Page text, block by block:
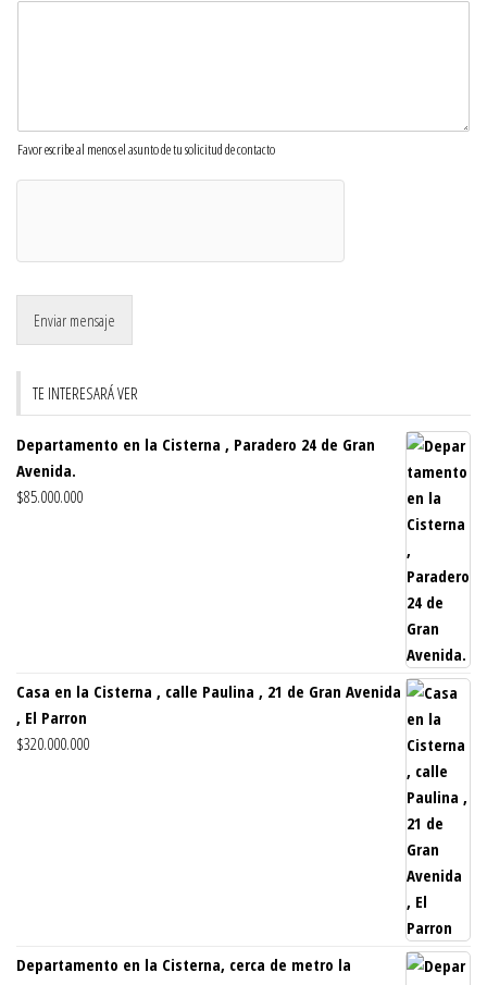
Favor escribe al menos el asunto de tu solicitud de contacto
Enviar mensaje
TE INTERESARÁ VER
Departamento en la Cisterna , Paradero 24 de Gran
Avenida.
$85.000.000
Casa en la Cisterna , calle Paulina , 21 de Gran Avenida
, El Parron
$320.000.000
Departamento en la Cisterna, cerca de metro la